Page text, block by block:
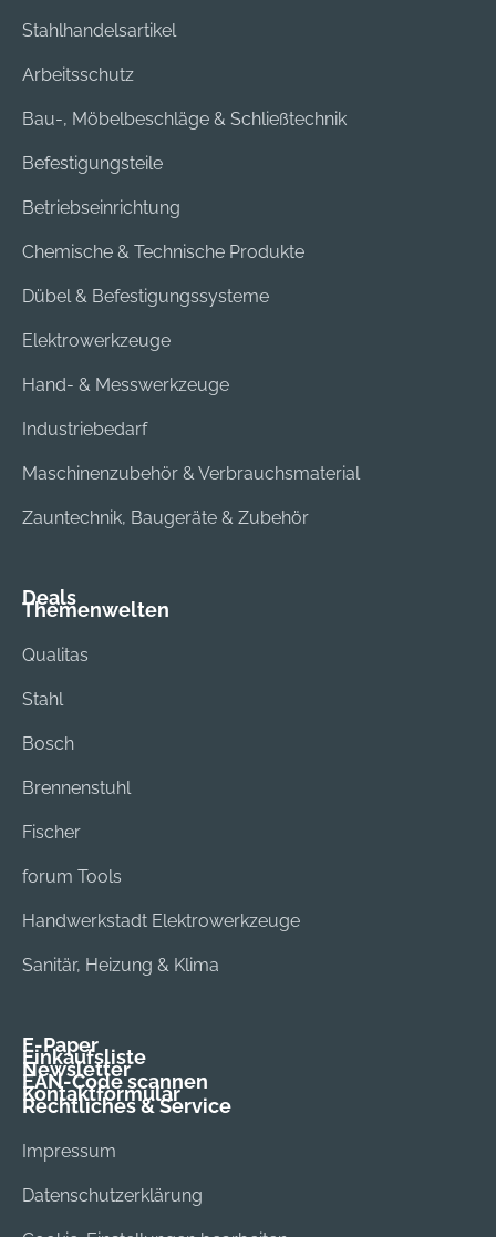
Stahlhandelsartikel
Arbeitsschutz
Bau-, Möbelbeschläge & Schließtechnik
Befestigungsteile
Betriebseinrichtung
Chemische & Technische Produkte
Dübel & Befestigungssysteme
Elektrowerkzeuge
Hand- & Messwerkzeuge
Industriebedarf
Maschinenzubehör & Verbrauchsmaterial
Zauntechnik, Baugeräte & Zubehör
Deals
Themenwelten
Qualitas
Stahl
Bosch
Brennenstuhl
Fischer
forum Tools
Handwerkstadt Elektrowerkzeuge
Sanitär, Heizung & Klima
E-Paper
Einkaufsliste
Newsletter
EAN-Code scannen
Kontaktformular
Rechtliches & Service
Impressum
Datenschutzerklärung